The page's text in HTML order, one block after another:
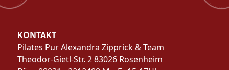
KONTAKT
Pilates Pur Alexandra Zipprick & Team
Theodor-Gietl-Str. 2 83026 Rosenheim